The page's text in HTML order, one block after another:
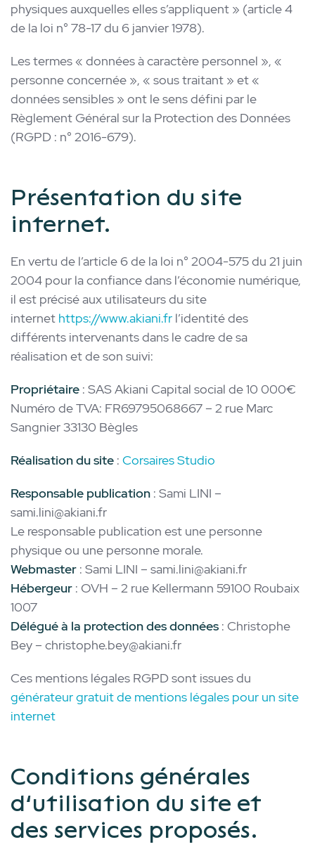
physiques auxquelles elles s’appliquent » (article 4
de la loi n° 78-17 du 6 janvier 1978).
Les termes « données à caractère personnel », «
personne concernée », « sous traitant » et «
données sensibles » ont le sens défini par le
Règlement Général sur la Protection des Données
(RGPD : n° 2016-679).
Présentation du site
internet.
En vertu de l’article 6 de la loi n° 2004-575 du 21 juin
2004 pour la confiance dans l’économie numérique,
il est précisé aux utilisateurs du site
internet https://www.akiani.fr l’identité des
différents intervenants dans le cadre de sa
réalisation et de son suivi:
Propriétaire : SAS Akiani Capital social de 10 000€
Numéro de TVA: FR69795068667 – 2 rue Marc
Sangnier 33130 Bègles
Réalisation du site : Corsaires Studio
Responsable publication : Sami LINI –
sami.lini@akiani.fr
Le responsable publication est une personne
physique ou une personne morale.
Webmaster : Sami LINI – sami.lini@akiani.fr
Hébergeur : OVH – 2 rue Kellermann 59100 Roubaix
1007
Délégué à la protection des données : Christophe
Bey – christophe.bey@akiani.fr
Ces mentions légales RGPD sont issues du
générateur gratuit de mentions légales pour un site
internet
Conditions générales
d’utilisation du site et
des services proposés.